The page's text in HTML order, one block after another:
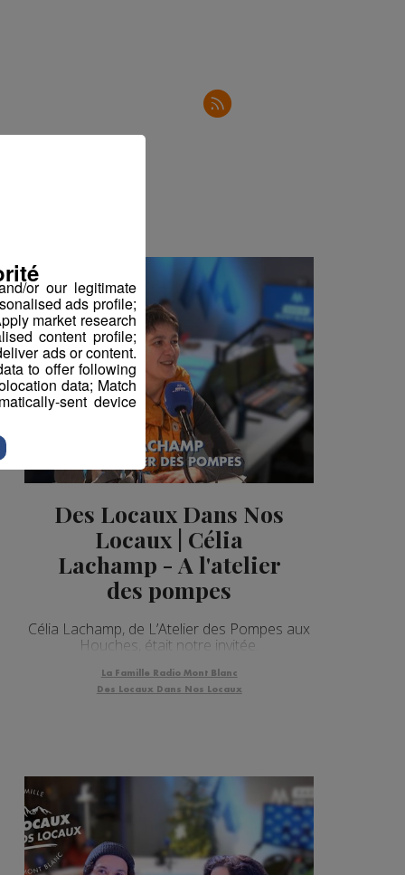
Des Locaux Dans Nos
Locaux | Célia
Lachamp - A l'atelier
des pompes
Célia Lachamp, de L’Atelier des Pompes aux
Houches, était notre invitée.
La Famille Radio Mont Blanc
Des Locaux Dans Nos Locaux
or our legitimate
ads profile;
market research
content profile;
ads or content.
to offer following
data; Match
sent device